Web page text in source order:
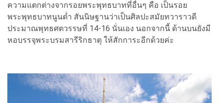
ความแตกต่างจากรอยพระพุทธบาทที่อื่นๆ คือ เป็นรอย
พระพุทธบาทนูนต่ำ สันนิษฐานว่าเป็นศิลปะสมัยทวาราวดี
ประมาณพุทธศตวรรษที่ 14-16 นั่นเอง นอกจากนี้ ด้านบนยังมี
หอบรรจุพระบรมสารีริกธาตุ ให้สักการะอีกด้วยค่ะ